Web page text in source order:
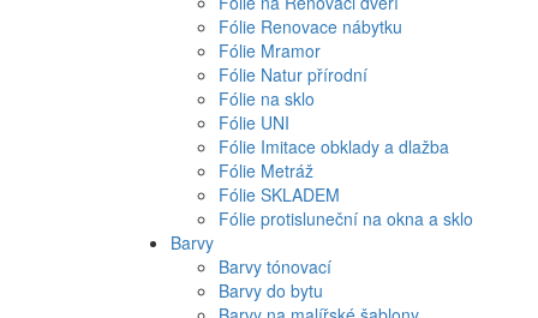
Fólie Renovace nábytku
Fólie Mramor
Fólie Natur přírodní
Fólie na sklo
Fólie UNI
Fólie Imitace obklady a dlažba
Fólie Metráž
Fólie SKLADEM
Fólie protisluneční na okna a sklo
Barvy
Barvy tónovací
Barvy do bytu